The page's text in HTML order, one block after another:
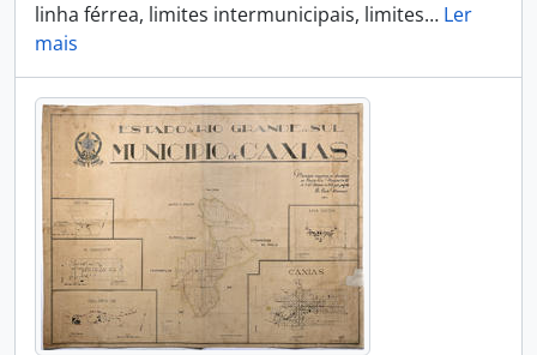
linha férrea, limites intermunicipais, limites… Ler
mais